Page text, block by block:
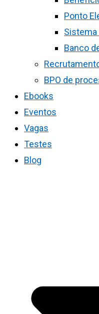
Ponto
Sistema
Banco
BPO de
Ebooks
Eventos
Vagas
Testes
Blog